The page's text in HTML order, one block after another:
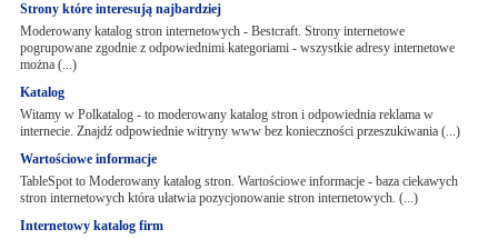
Strony które interesują najbardziej
Moderowany katalog stron internetowych - Bestcraft. Strony internetowe
pogrupowane zgodnie z odpowiednimi kategoriami - wszystkie adresy internetowe
można (...)
Katalog
Witamy w Polkatalog - to moderowany katalog stron i odpowiednia reklama w
internecie. Znajdź odpowiednie witryny www bez konieczności przeszukiwania (...)
Wartościowe informacje
TableSpot to Moderowany katalog stron. Wartościowe informacje - baza ciekawych
stron internetowych która ułatwia pozycjonowanie stron internetowych. (...)
Internetowy katalog firm